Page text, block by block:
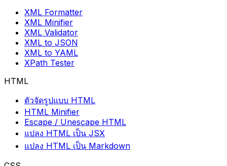
XML Formatter
XML Minifier
XML Validator
XML to JSON
XML to YAML
XPath Tester
HTML
ตัวจัดรูปแบบ HTML
HTML Minifier
Escape / Unescape HTML
แปลง HTML เป็น JSX
แปลง HTML เป็น Markdown